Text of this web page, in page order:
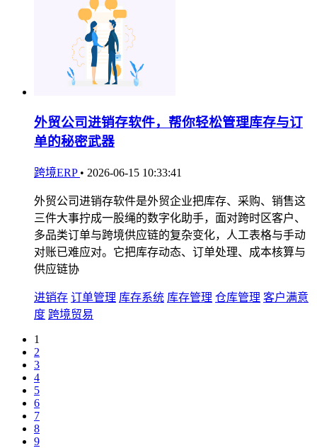
外贸公司进销存软件，帮你轻松管理库存与订
单的秘密武器
跨境ERP • 2026-06-15 10:33:41
外贸公司进销存软件是外贸企业把库存、采购、销售这
三件大事拧成一股绳的数字化助手，面对跨时区客户、
多品类订单与跨境供应链的复杂变化，人工表格与手动
对账已难应对。它把库存动态、订单处理、成本核算与
供应链协
进销存 订单管理 库存系统 库存管理 仓库管理 客户满意
度 跨境贸易
1
2
3
4
5
6
7
8
9